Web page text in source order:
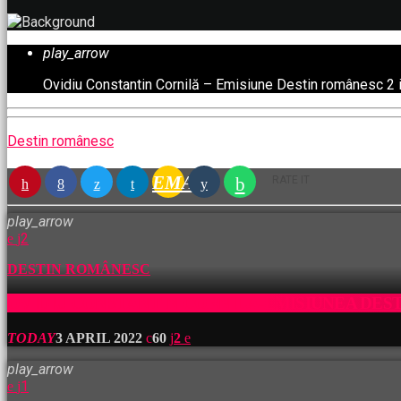
play_arrow
Ovidiu Constantin Cornilă – Emisiune Destin românesc 2
Destin românesc
EMAIL
play_arrow
2
DESTIN ROMÂNESC
OVIDIU CONSTANTIN CORNILĂ-EMISIUNEA
TODAY3 APRIL 2022 60 2
play_arrow
1